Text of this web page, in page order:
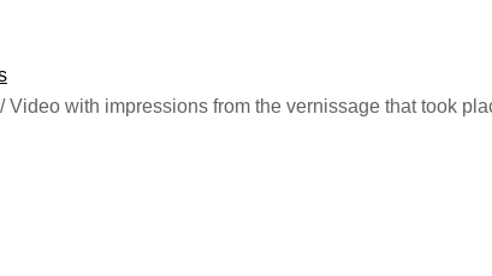
with impressions from the vernissage that took